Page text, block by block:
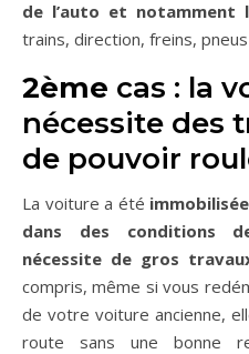
de l’auto et notamment
trains, direction, freins,
2ème cas : la
nécessite des
de pouvoir
La voiture a été
dans des conditions
nécessite de gros
compris, même si vous
de votre voiture ancienne,
route sans une bonne